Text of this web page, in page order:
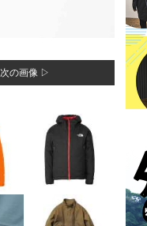
次の画像 ▷